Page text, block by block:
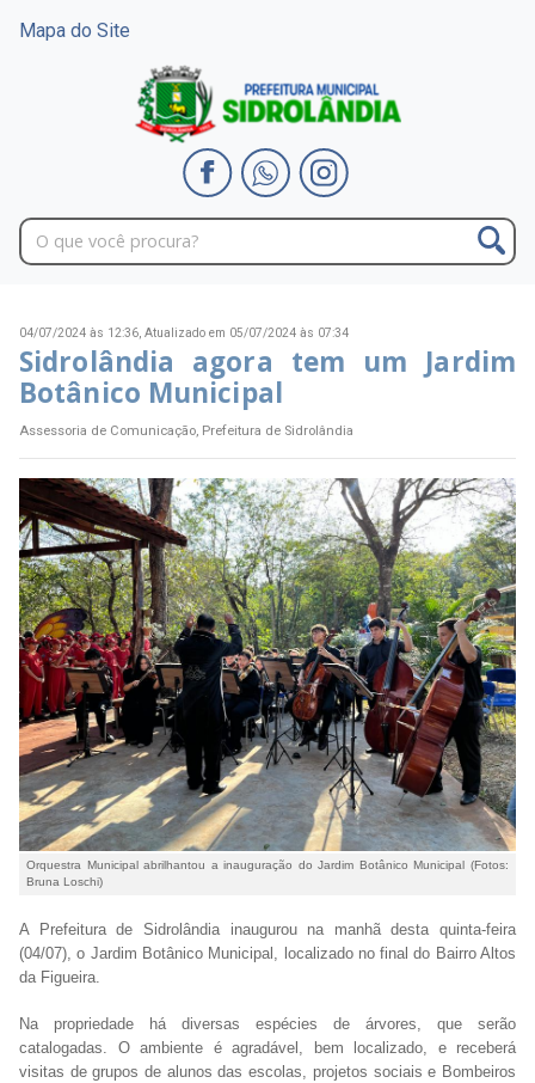
Mapa do Site
04/07/2024 às 12:36, Atualizado em 05/07/2024 às 07:34
Sidrolândia agora tem um Jardim
Botânico Municipal
Assessoria de Comunicação, Prefeitura de Sidrolândia
Orquestra Municipal abrilhantou a inauguração do Jardim Botânico Municipal (Fotos:
Bruna Loschi)
A Prefeitura de Sidrolândia inaugurou na manhã desta quinta-feira
(04/07), o Jardim Botânico Municipal, localizado no final do Bairro Altos
da Figueira.
Na propriedade há diversas espécies de árvores, que serão
catalogadas. O ambiente é agradável, bem localizado, e receberá
visitas de grupos de alunos das escolas, projetos sociais e Bombeiros